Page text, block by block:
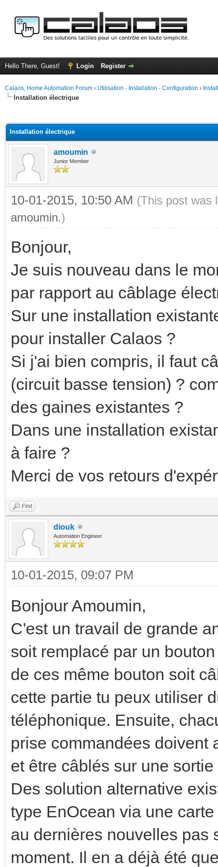
Hello There, Guest! Login Register
Calaos, Home Automation Forum › Utilisation - Installation - Configuration ›
Installation électrique
Installation électrique
amoumin
Junior Member
10-01-2015, 10:50 AM (This post was
amoumin.)
Bonjour,
Je suis nouveau dans le
par rapport au câblage
Sur une installation
pour installer Calaos ?
Si j'ai bien compris, il faut
(circuit basse tension) ?
des gaines existantes ?
Dans une installation
à faire ?
Merci de vos retours
Find
diouk
Automation Engineer
10-01-2015, 09:07 PM
Bonjour Amoumin,
C'est un travail de grande
soit remplacé par un
de ces même bouton soit
cette partie tu peux utiliser
téléphonique. Ensuite,
prise commandées doivent
et être câblés sur une
Des solution alternative
type EnOcean via une
au dernières nouvelles pas
moment. Il en a déjà été